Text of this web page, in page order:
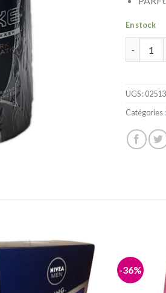
En stock
quantité
UGS :02513
Catégories :
-36%